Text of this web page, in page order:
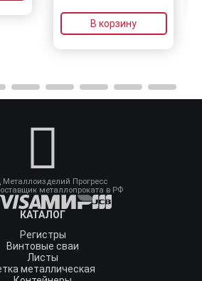
В корзину
Металлоизделий Прогресс
металлопроката в РФ
КАТАЛОГ
Регистры
Винтовые сваи
Листы
металлическая